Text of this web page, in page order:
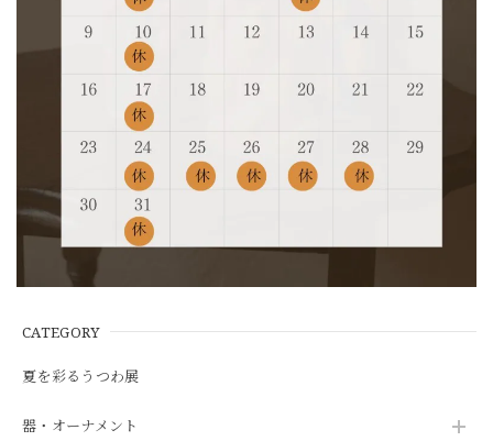
CATEGORY
夏を彩るうつわ展
器・オーナメント